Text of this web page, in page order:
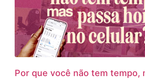
Por que você não tem tempo,